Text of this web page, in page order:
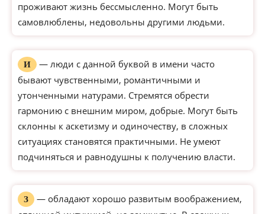
проживают жизнь бессмысленно. Могут быть
самовлюблены, недовольны другими людьми.
И
— люди с данной буквой в имени часто
бывают чувственными, романтичными и
утонченными натурами. Стремятся обрести
гармонию с внешним миром, добрые. Могут быть
склонны к аскетизму и одиночеству, в сложных
ситуациях становятся практичными. Не умеют
подчиняться и равнодушны к получению власти.
З
— обладают хорошо развитым воображением,